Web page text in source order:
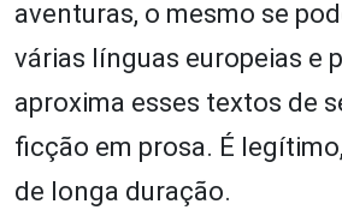
aventuras, o mesmo se
várias línguas europeias e
aproxima esses textos de
ficção em prosa. É
de longa duração.